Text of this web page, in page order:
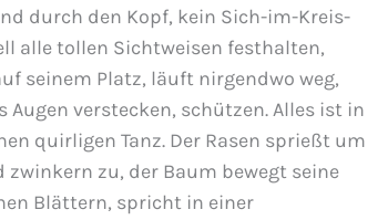
durch den Kopf, kein Sich-im-Kreis-
alle tollen Sichtweisen festhalten,
seinem Platz, läuft nirgendwo weg,
verstecken, schützen. Alles ist in
quirligen Tanz. Der Rasen sprießt um
zu, der Baum bewegt seine
Blättern, spricht in einer